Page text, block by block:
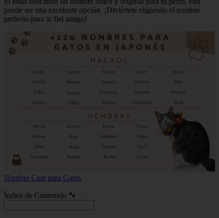
puede ser una excelente opción. ¡Diviértete eligiendo el nombre
perfecto para tu fiel amigo!
Nombre Cute para Gatos
Índice de Contenido 🐾